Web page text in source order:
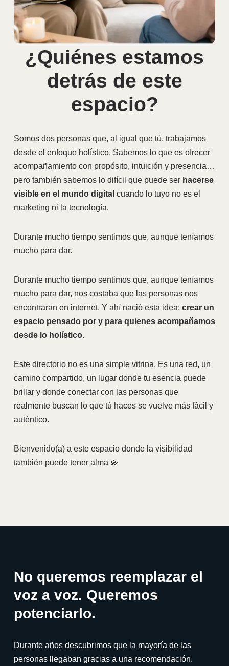
¿Quiénes estamos
detrás de este
espacio?
Somos dos personas que, al igual que tú, trabajamos
desde el enfoque holístico. Sabemos lo que es ofrecer
acompañamiento con propósito, intuición y presencia…
pero también sabemos lo difícil que puede ser hacerse
visible en el mundo digital cuando lo tuyo no es el
marketing ni la tecnología.
Durante mucho tiempo sentimos que, aunque teníamos
mucho para dar.
Durante mucho tiempo sentimos que, aunque teníamos
mucho para dar, nos costaba que las personas nos
encontraran en internet. Y ahí nació esta idea: crear un
espacio pensado por y para quienes acompañamos
desde lo holístico.
Este directorio no es una simple vitrina. Es una red, un
camino compartido, un lugar donde tu esencia puede
brillar y donde conectar con las personas que
realmente buscan lo que tú haces se vuelve más fácil y
auténtico.
Bienvenido(a) a este espacio donde la visibilidad
también puede tener alma 💫
No queremos reemplazar el
voz a voz. Queremos
potenciarlo.
Durante años descubrimos que la mayoría de las
personas llegaban gracias a una recomendación.